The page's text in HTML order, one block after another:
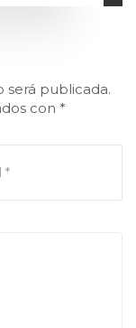
publicada.
con *